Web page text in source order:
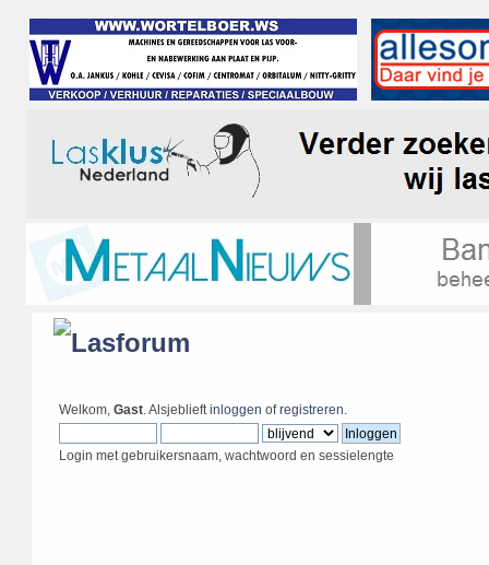
Welkom, Gast. Alsjeblieftinloggen ofregistreren.
Login met gebruikersnaam, wachtwoord en sessielengte